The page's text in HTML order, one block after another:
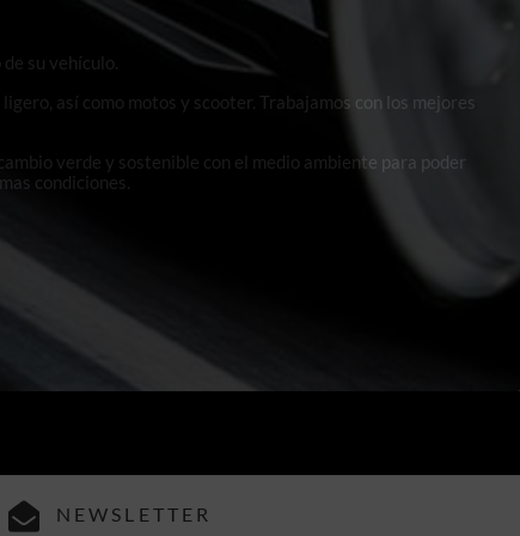
su vehículo.
así como motos y scooter. Trabajamos con los mejores
verde y sostenible con el medio ambiente para poder
condiciones.
NEWSLETTER